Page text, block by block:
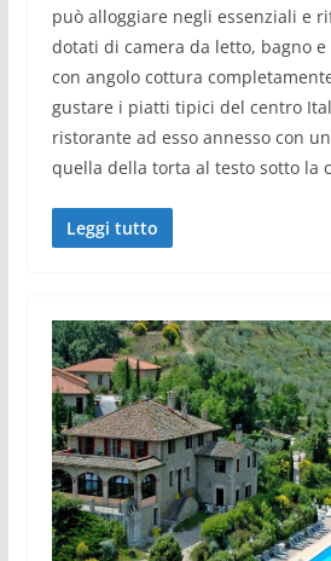
può alloggiare negli essenziali e
dotati di camera da letto, bagno
con angolo cottura
gustare i piatti tipici del centro
ristorante ad esso annesso con
quella della torta al testo sotto la
Leggi tutto